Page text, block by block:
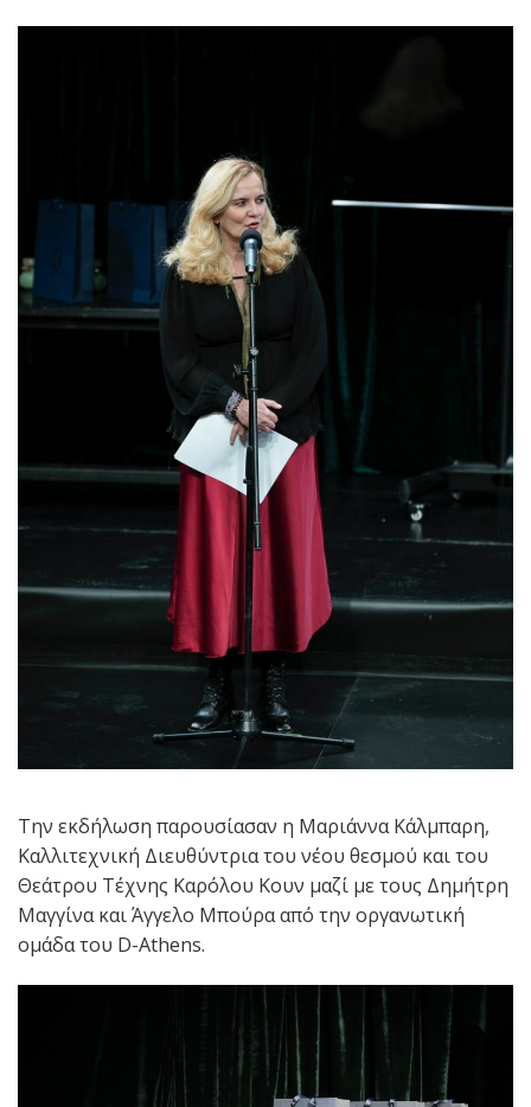
Την εκδήλωση παρουσίασαν η Μαριάννα Κάλμπαρη,
Καλλιτεχνική Διευθύντρια του νέου θεσμού και του
Θεάτρου Τέχνης Καρόλου Κουν μαζί με τους Δημήτρη
Μαγγίνα και Άγγελο Μπούρα από την οργανωτική
ομάδα του D-Athens.